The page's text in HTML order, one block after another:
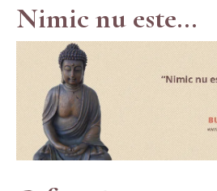
Nimic nu este...